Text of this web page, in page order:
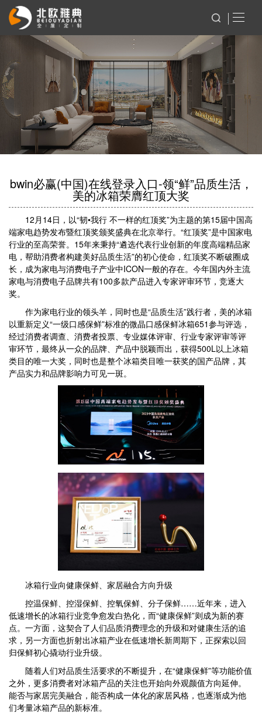
bwin必赢(中国)在线登录入口-领“鲜”品质生活，
美的冰箱荣膺红顶大奖
12月14日，以“韧•我行 不一样的红顶奖”为主题的第15届中国高
端家电趋势发布暨红顶奖颁奖盛典在北京举行。“红顶奖”是中国家电
行业的至高荣誉。15年来秉持“遴选代表行业创新的年度高端精品家
电，帮助消费者构建美好品质生活”的初心使命，红顶奖不断破圈成
长，成为家电与消费电子产业中ICON一般的存在。今年国内外主流
家电与消费电子品牌共有100多款产品进入专家评审环节，竞逐大
奖。
作为家电行业的领头羊，同时也是“品质生活”践行者，美的冰箱
以重新定义“一级口感保鲜”标准的微晶口感保鲜冰箱651参与评选，
经过消费者调查、消费者投票、专业媒体评审、行业专家评审等评
审环节，最终从一众的品牌、产品中脱颖而出，获得500L以上冰箱
类目的唯一大奖，同时也是整个冰箱类目唯一获奖的国产品牌，其
产品实力和品牌影响力可见一斑。
冰箱行业向健康保鲜、家居融合方向升级
控温保鲜、控湿保鲜、控氧保鲜、分子保鲜……近年来，进入
低速增长的冰箱行业竞争愈发白热化，而“健康保鲜”则成为新的赛
点。一方面，这契合了人们品质消费理念的升级和对健康生活的追
求，另一方面也折射出冰箱产业在低速增长新周期下，正探索以回
归保鲜初心撬动行业升级。
随着人们对品质生活要求的不断提升，在“健康保鲜”等功能价值
之外，更多消费者对冰箱产品的关注也开始向外观颜值方向延伸。
能否与家居完美融合，能否构成一体化的家居风格，也逐渐成为他
们考量冰箱产品的新标准。